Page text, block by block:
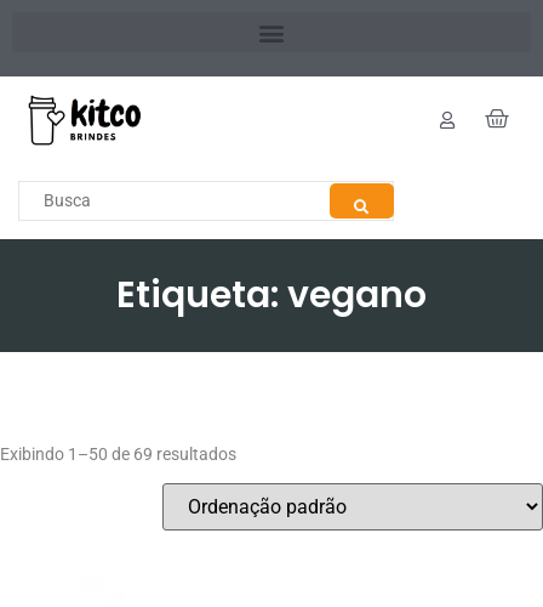
Etiqueta: vegano
Exibindo 1–50 de 69 resultados